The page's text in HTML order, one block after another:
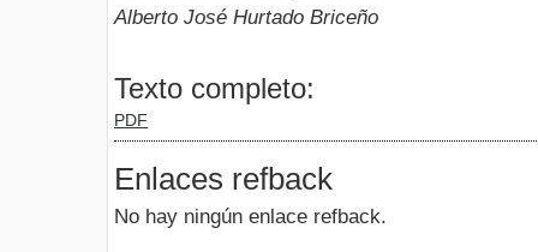
Alberto José Hurtado Briceño
Texto completo:
PDF
Enlaces refback
No hay ningún enlace refback.